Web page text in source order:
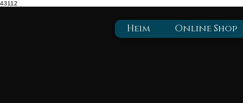
43112
Heim Online Shop